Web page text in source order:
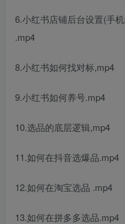
6.小红书店铺后台设置(手
.mp4
8.小红书如何找对标,mp4
9.小红书如何养号.mp4
10.选品的底层逻辑,mp4
11.如何在抖音选爆品.mp4
12.如何在淘宝选品 .mp4
13.如何在拼多多选品.mp4